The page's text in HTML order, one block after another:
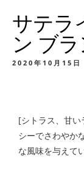
サテラ
ン ブラ
2020年10月15日
[シトラス、甘い
シーでさわやか
な風味を与えて